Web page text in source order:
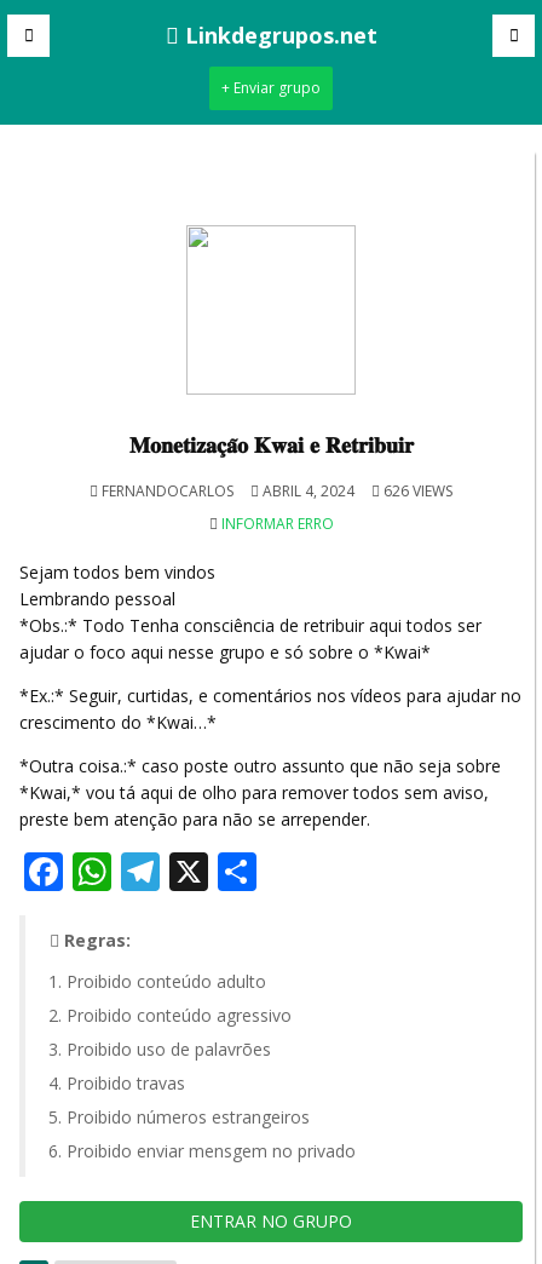
Linkdegrupos.net
+ Enviar grupo
𝐌𝐨𝐧𝐞𝐭𝐢𝐳𝐚𝐜̧𝐚̃𝐨 𝐊𝐰𝐚𝐢 𝐞 𝐑𝐞𝐭𝐫𝐢𝐛𝐮𝐢𝐫
FERNANDOCARLOS ABRIL 4, 2024
626 VIEWS
INFORMAR ERRO
Sejam todos bem vindos
Lembrando pessoal
*Obs.:* Todo Tenha consciência de retribuir aqui todos ser
ajudar o foco aqui nesse grupo e só sobre o *Kwai*
*Ex.:* Seguir, curtidas, e comentários nos vídeos para ajudar no
crescimento do *Kwai…*
*Outra coisa.:* caso poste outro assunto que não seja sobre
*Kwai,* vou tá aqui de olho para remover todos sem aviso,
preste bem atenção para não se arrepender.
Facebook
WhatsApp
Telegram
X
Regras:
Proibido conteúdo adulto
Proibido conteúdo agressivo
Proibido uso de palavrões
Proibido travas
Proibido números estrangeiros
Proibido enviar mensgem no privado
ENTRAR NO GRUPO